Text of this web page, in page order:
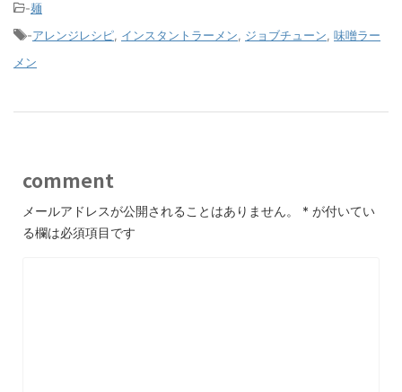
-麺
-アレンジレシピ インスタントラーメン ジョブチューン 味噌ラー
メン
comment
メールアドレスが公開されることはありません。 * が付いてい
る欄は必須項目です